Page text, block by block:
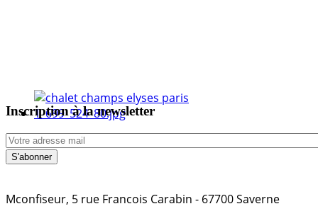
Inscription à la newsletter
Mconfiseur, 5 rue Francois Carabin - 67700 Saverne